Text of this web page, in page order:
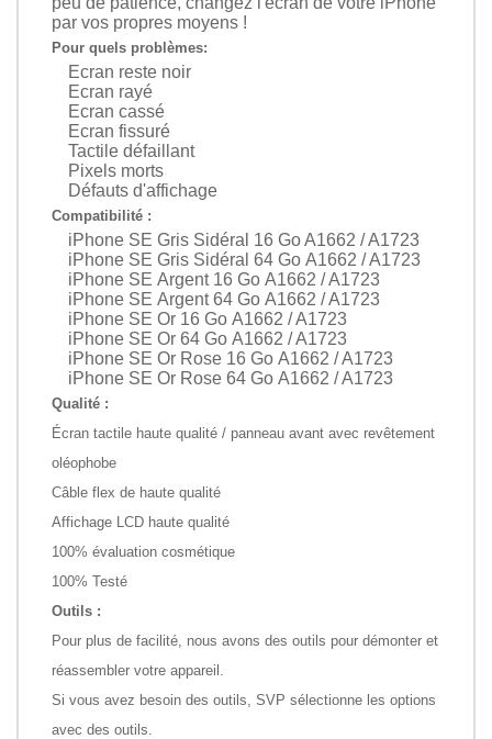
par vos propres moyens !
Pour quels problèmes:
Ecran reste noir
Ecran rayé
Ecran cassé
Ecran fissuré
Tactile défaillant
Pixels morts
Défauts d'affichage
Compatibilité :
iPhone SE Gris Sidéral 16 Go A1662 / A1723
iPhone SE Gris Sidéral 64 Go A1662 / A1723
iPhone SE Argent 16 Go A1662 / A1723
iPhone SE Argent 64 Go A1662 / A1723
iPhone SE Or 16 Go A1662 / A1723
iPhone SE Or 64 Go A1662 / A1723
iPhone SE Or Rose 16 Go A1662 / A1723
iPhone SE Or Rose 64 Go A1662 / A1723
Qualité :
Écran tactile haute qualité / panneau avant avec revêtement
oléophobe
Câble flex de haute qualité
Affichage LCD haute qualité
100% évaluation cosmétique
100% Testé
Outils :
Pour plus de facilité, nous avons des outils pour démonter et
réassembler votre appareil.
Si vous avez besoin des outils, SVP sélectionne les options
avec des outils.